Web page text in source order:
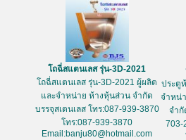
โถฉี่สแตนเลส รุ่น-3D-2021
โถฉี่สแตนเลส รุ่น-3D-2021 ผู้ผลิต
และจำหน่าย ห้างหุ้นส่วน จำกัด
บรรจุสเตนเลส โทร:087-939-3870
โทร:087-939-3870
Email:banju80@hotmail.com
ประตู
จำหน่
จำกั
703-